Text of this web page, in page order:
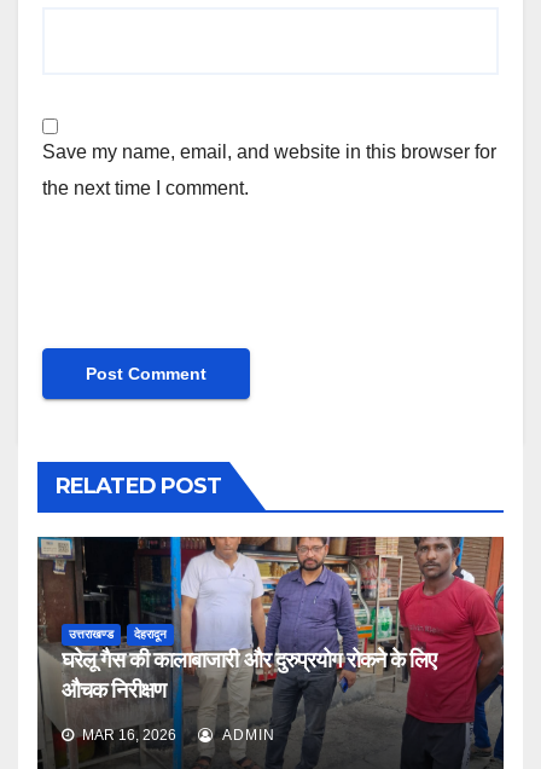
Save my name, email, and website in this browser for
the next time I comment.
RELATED POST
उत्तराखण्ड देहरादून
घरेलू गैस की कालाबाजारी और दुरुप्रयोग रोकने के लिए
औचक निरीक्षण
MAR 16, 2026 ADMIN